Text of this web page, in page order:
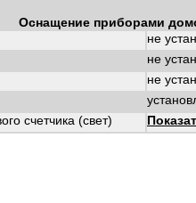
Оснащение приборами
не
не
не
счетчика (свет)